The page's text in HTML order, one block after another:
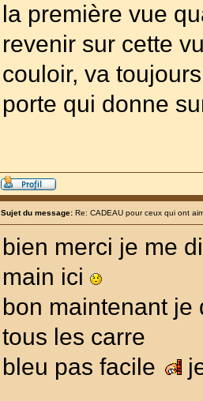
la première vue
revenir sur cette
couloir, va
porte qui donne
Sujet du message: Re: CADEAU pour ceux qui ont
bien merci je me
main ici
bon maintenant je
tous les carre
bleu pas facile